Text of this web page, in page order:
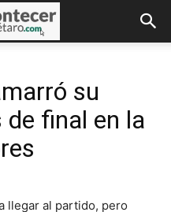
su
final en la
llegar al partido, pero